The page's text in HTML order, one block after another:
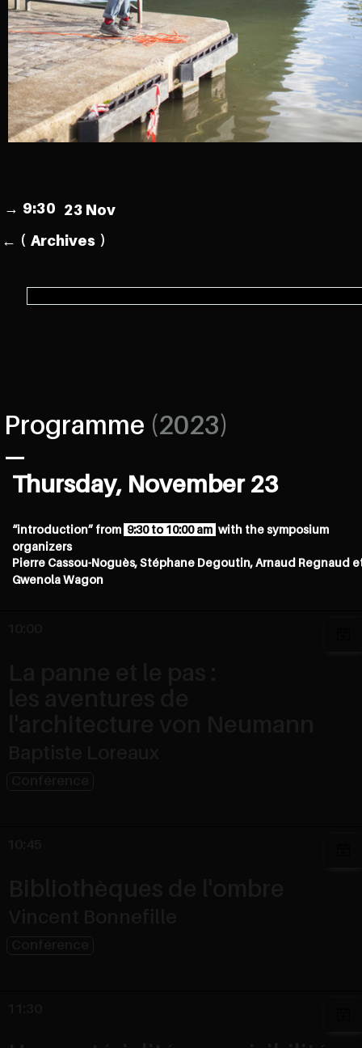
→ 9:30 23 Nov
← ( Archives )
Programme (2023)
Thursday, November 23
“introduction” from 9:30 to 10:00 am with the symposium
organizers
Pierre Cassou-Noguès, Stéphane Degoutin, Arnaud Regnaud
Gwenola Wagon